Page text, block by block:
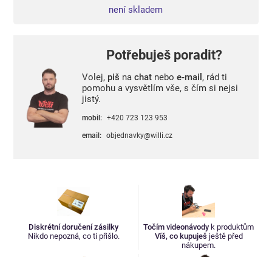
není skladem
Potřebuješ poradit?
Volej, piš na chatnebo e-mail , rád ti
pomohu a vysvětlím vše, s čím si nejsi
jistý.
mobil: +420 723 123 953
email: objednavky@willi.cz
Diskrétní doručení zásilky
Nikdo nepozná, co ti přišlo.
Točím videonávody k produktům
Víš, co kupuješ ještě před
nákupem.